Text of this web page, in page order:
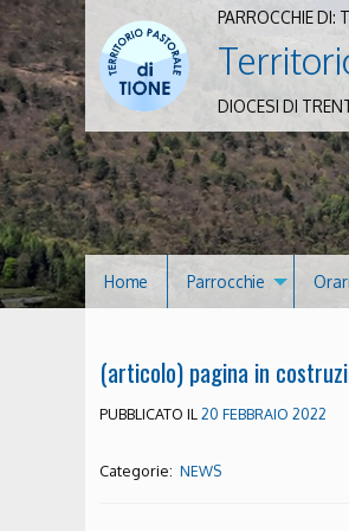
PARROCCHIE DI:
DIOCESI DI
Home Parrocchie
(articolo) pagina in
PUBBLICATO IL 20 FEBBRAIO 2022
Categorie: NEWS